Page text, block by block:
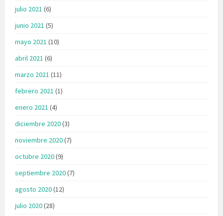
julio 2021 (6)
junio 2021 (5)
mayo 2021 (10)
abril 2021 (6)
marzo 2021 (11)
febrero 2021 (1)
enero 2021 (4)
diciembre 2020(3)
noviembre 2020(7)
octubre 2020(9)
septiembre 2020(7)
agosto 2020(12)
julio 2020(28)